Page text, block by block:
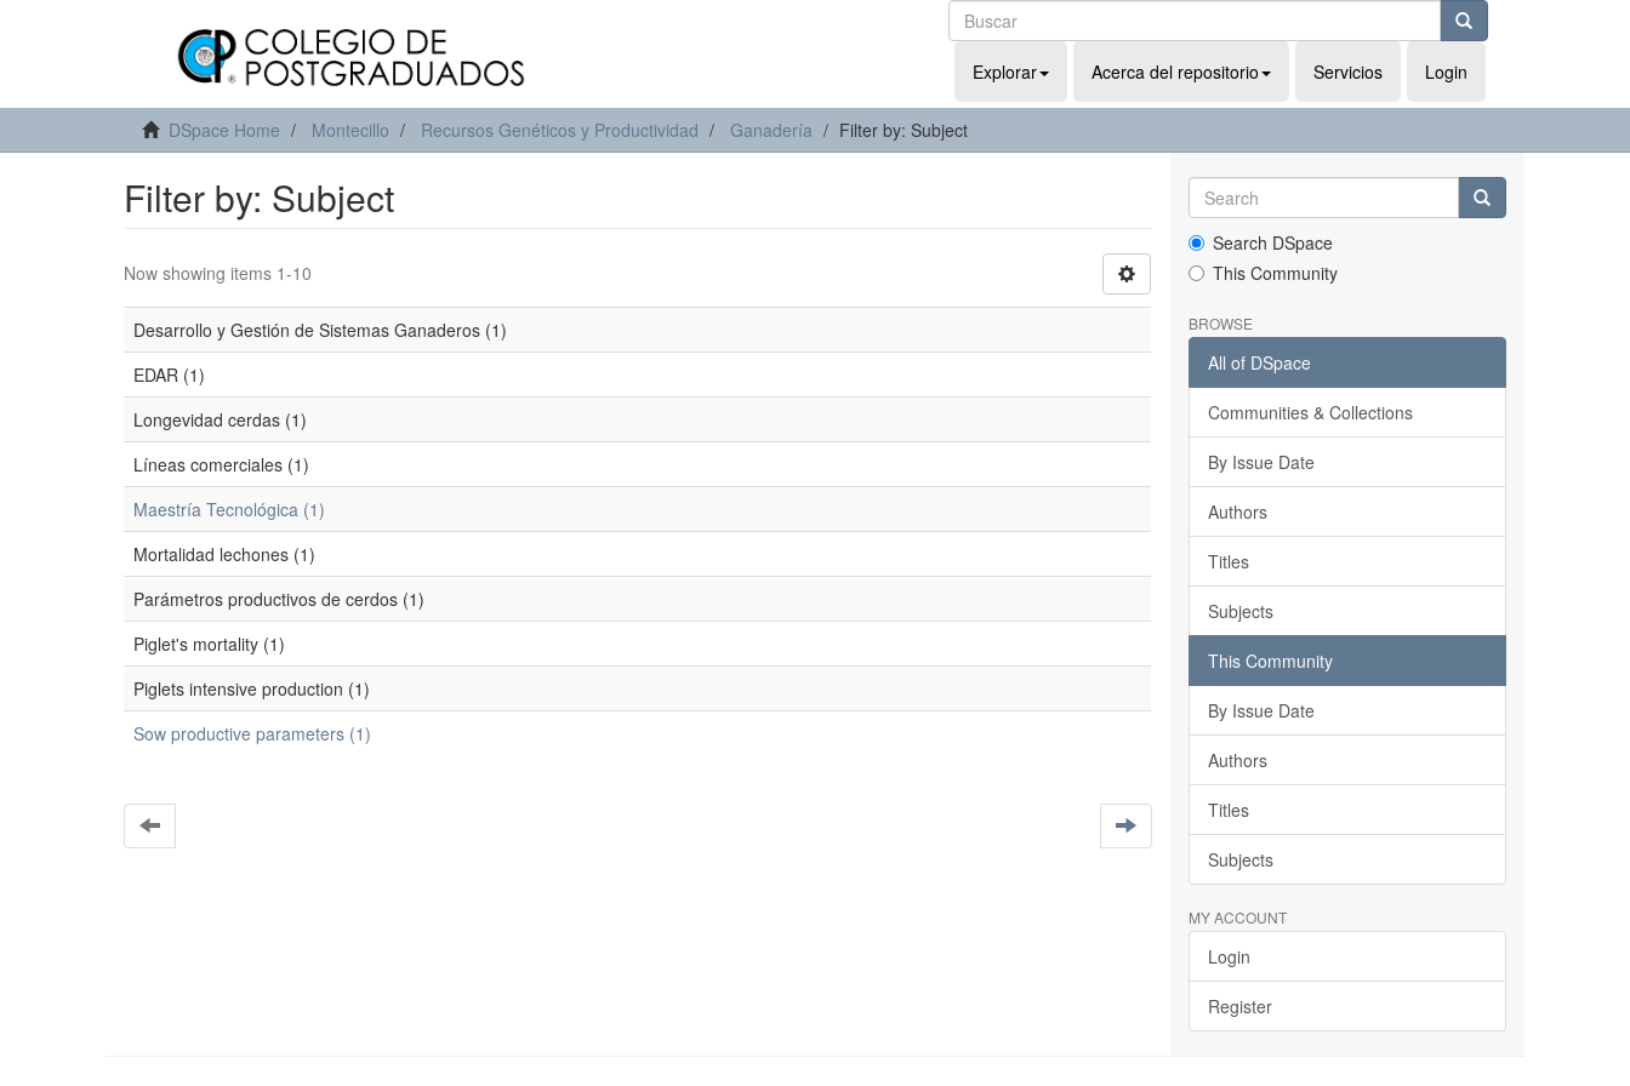
Explorar Acerca del repositorio Servicios Login
DSpace Home Montecillo Recursos Genéticos y Productividad Ganadería Filter by: Subject
Filter by: Subject
Now showing items 1-10
Desarrollo y Gestión de Sistemas Ganaderos (1)
EDAR (1)
Longevidad cerdas (1)
Líneas comerciales (1)
Maestría Tecnológica (1)
Mortalidad lechones (1)
Parámetros productivos de cerdos (1)
Piglet's mortality (1)
Piglets intensive production (1)
Sow productive parameters (1)
Search DSpace
This Community
BROWSE
All of DSpace
Communities & Collections
By Issue Date
Authors
Titles
Subjects
This Community
By Issue Date
Authors
Titles
Subjects
MY ACCOUNT
Login
Register